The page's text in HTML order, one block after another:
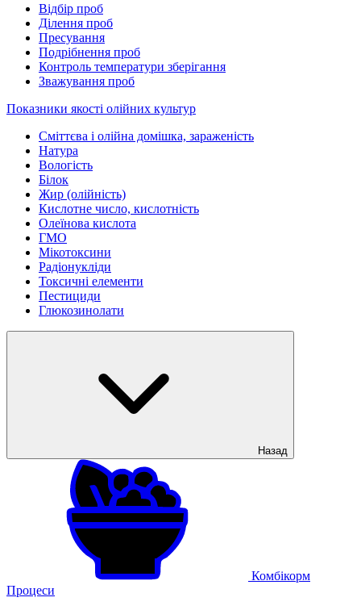
Відбір проб
Ділення проб
Пресування
Подрібнення проб
Контроль температури зберігання
Зважування проб
Показники якості олійних культур
Сміттєва і олійна домішка, зараженість
Натура
Вологість
Білок
Жир (олійність)
Кислотне число, кислотність
Олеїнова кислота
ГМО
Мікотоксини
Радіонукліди
Токсичні елементи
Пестициди
Глюкозинолати
Назад
Комбікорм
Процеси